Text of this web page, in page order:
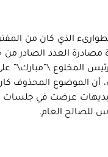
الذي كان من
مصادرة العدد الصادر
المخلوع \”مبارك\”
أن الموضوع المحذوف
عرضت في جلسات
للصالح العام.